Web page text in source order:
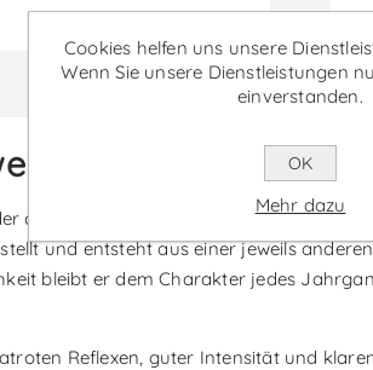
Rabatte sind vom 30/06/2026 bis zum
originellsten Weine des Weinguts und
und entsteht aus einer jeweils
bleibt er dem Charakter jedes
Reflexen, guter Intensität und
Cookies helfen uns unsere
Wenn Sie unsere Dienstleistungen
einverstanden.
OK
Mehr dazu